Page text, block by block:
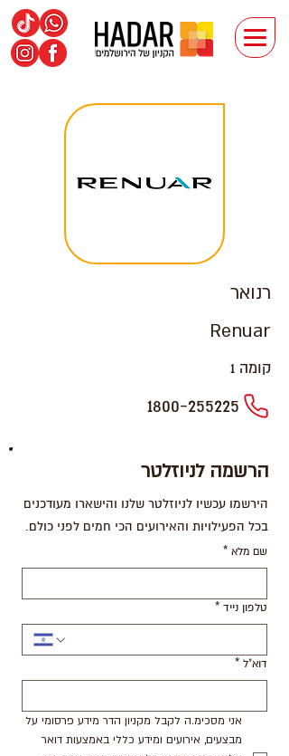
רנואר
Renuar
קומה 1
1800-255225
הרשמה לניוזלטר
הירשמו עכשיו לניוזלטר שלנו והישארו מעודכנים
בכל הפעילויות והאירועים הכי חמים לפני כולם.
שם מלא *
טלפון נייד *
דוא"ל *